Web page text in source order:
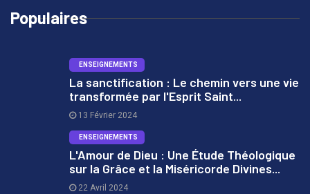
Populaires
ENSEIGNEMENTS
La sanctification : Le chemin vers une vie
transformée par l'Esprit Saint...
13 Février 2024
ENSEIGNEMENTS
L'Amour de Dieu : Une Étude Théologique
sur la Grâce et la Miséricorde Divines...
22 Avril 2024